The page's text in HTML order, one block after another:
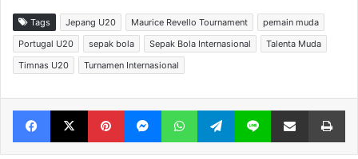
Tags Jepang U20 Maurice Revello Tournament
pemain muda
Portugal U20
sepak bola Sepak Bola Internasional
Talenta Muda
Timnas U20
Turnamen Internasional
Facebook X Pinterest Messenger WhatsApp Telegram Line Share via Email